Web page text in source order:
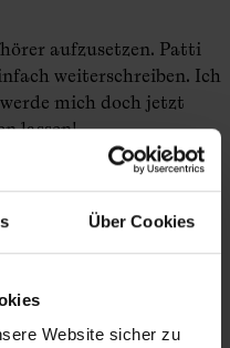
Über Cookies
Website sicher zu
aufzusetzen. Patti
weiterschreiben. Ich
mich doch jetzt
lassen!
Smith habe ich zum
lautlos ist sie, aber
das sagen mein Kopf,
mich der KI